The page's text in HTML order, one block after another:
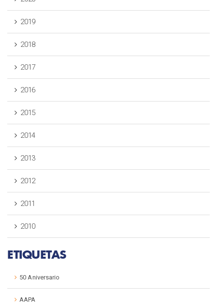
2019
2018
2017
2016
2015
2014
2013
2012
2011
2010
ETIQUETAS
50 Aniversario
AAPA